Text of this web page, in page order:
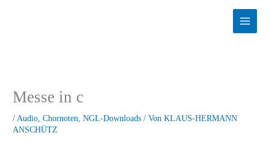
Messe in c
/Audio,Chornoten,NGL-Downloads / VonKLAUS-HERMANN
ANSCHÜTZ